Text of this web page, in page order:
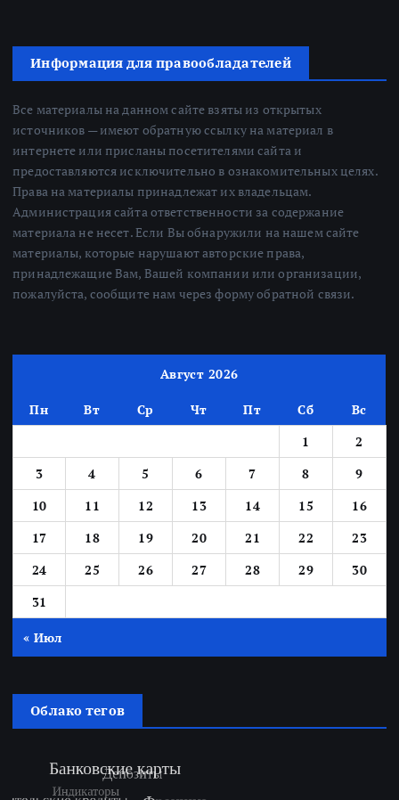
Информация для правообладателей
Все материалы на данном сайте взяты из открытых
источников — имеют обратную ссылку на материал в
интернете или присланы посетителями сайта и
предоставляются исключительно в ознакомительных целях.
Права на материалы принадлежат их владельцам.
Администрация сайта ответственности за содержание
материала не несет. Если Вы обнаружили на нашем сайте
материалы, которые нарушают авторские права,
принадлежащие Вам, Вашей компании или организации,
пожалуйста, сообщите нам через форму обратной связи.
Август 2026
Пн Вт Ср Чт Пт Сб
Вс
1
2
3
4 5 6 7 8
9
10
11 12 13 14 15
16
17
18 19 20 21 22
23
24
25 26 27 28 29
30
31
« Июл
Облако тегов